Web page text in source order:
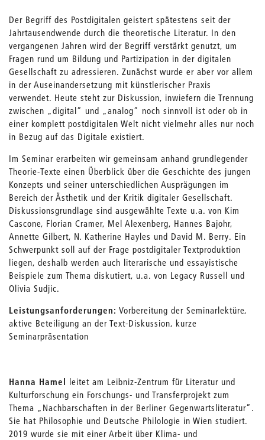
Der Begriff des Postdigitalen geistert spätestens seit der
Jahrtausendwende durch die theoretische Literatur. In den
vergangenen Jahren wird der Begriff verstärkt genutzt, um
Fragen rund um Bildung und Partizipation in der digitalen
Gesellschaft zu adressieren. Zunächst wurde er aber vor allem
in der Auseinandersetzung mit künstlerischer Praxis
verwendet. Heute steht zur Diskussion, inwiefern die Trennung
zwischen „digital“ und „analog“ noch sinnvoll ist oder ob in
einer komplett postdigitalen Welt nicht vielmehr alles nur noch
in Bezug auf das Digitale existiert.
Im Seminar erarbeiten wir gemeinsam anhand grundlegender
Theorie-Texte einen Überblick über die Geschichte des jungen
Konzepts und seiner unterschiedlichen Ausprägungen im
Bereich der Ästhetik und der Kritik digitaler Gesellschaft.
Diskussionsgrundlage sind ausgewählte Texte u.a. von Kim
Cascone, Florian Cramer, Mel Alexenberg, Hannes Bajohr,
Annette Gilbert, N. Katherine Hayles und David M. Berry. Ein
Schwerpunkt soll auf der Frage postdigitaler Textproduktion
liegen, deshalb werden auch literarische und essayistische
Beispiele zum Thema diskutiert, u.a. von Legacy Russell und
Olivia Sudjic.
Leistungsanforderungen: Vorbereitung der Seminarlektüre,
aktive Beteiligung an der Text-Diskussion, kurze
Seminarpräsentation
Hanna Hamel leitet am Leibniz-Zentrum für Literatur und
Kulturforschung ein Forschungs- und Transferprojekt zum
Thema „Nachbarschaften in der Berliner Gegenwartsliteratur“.
Sie hat Philosophie und Deutsche Philologie in Wien studiert.
2019 wurde sie mit einer Arbeit über Klima- und